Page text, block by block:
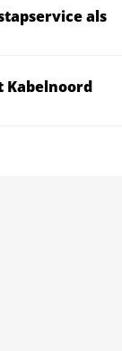
als
Kabelnoord